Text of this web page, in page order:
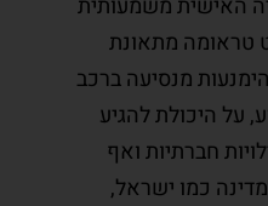
טראומה מתאונת
מנסיעה ברכב
על היכולת להגיע
חברתיות ואף
כמו ישראל,